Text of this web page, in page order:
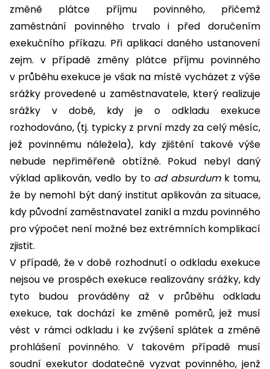
změně plátce příjmu povinného, přičemž
zaměstnání povinného trvalo i před doručením
exekučního příkazu. Při aplikaci daného ustanovení
zejm. v případě změny plátce příjmu povinného
v průběhu exekuce je však na místě vycházet z výše
srážky provedené u zaměstnavatele, který realizuje
srážky v době, kdy je o odkladu exekuce
rozhodováno, (tj. typicky z první mzdy za celý měsíc,
jež povinnému náležela), kdy zjištění takové výše
nebude nepřiměřeně obtížné. Pokud nebyl daný
výklad aplikován, vedlo by to ad absurdumk tomu,
že by nemohl být daný institut aplikován za situace,
kdy původní zaměstnavatel zanikl a mzdu povinného
pro výpočet není možné bez extrémních komplikací
zjistit.
V případě, že v době rozhodnutí o odkladu exekuce
nejsou ve prospěch exekuce realizovány srážky, kdy
tyto budou prováděny až v průběhu odkladu
exekuce, tak dochází ke změně poměrů, jež musí
vést v rámci odkladu i ke zvýšení splátek a změně
prohlášení povinného. V takovém případě musí
soudní exekutor dodatečně vyzvat povinného, jenž